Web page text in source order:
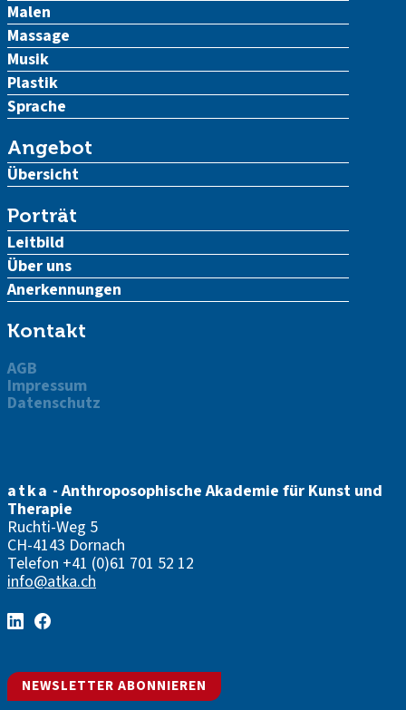
Malen
Massage
Musik
Plastik
Sprache
Angebot
Übersicht
Porträt
Leitbild
Über uns
Anerkennungen
Kontakt
AGB
Impressum
Datenschutz
atka - Anthroposophische Akademie für Kunst und
Therapie
Ruchti-Weg 5
CH-4143 Dornach
Telefon +41 (0)61 701 52 12
info@atka.ch
NEWSLETTER ABONNIEREN